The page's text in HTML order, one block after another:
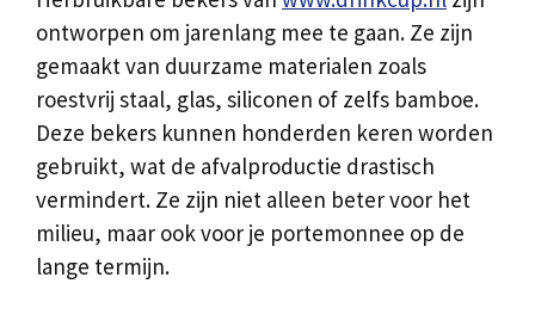
ontworpen om jarenlang mee te gaan. Ze zijn
gemaakt van duurzame materialen zoals
roestvrij staal, glas, siliconen of zelfs bamboe.
Deze bekers kunnen honderden keren worden
gebruikt, wat de afvalproductie drastisch
vermindert. Ze zijn niet alleen beter voor het
milieu, maar ook voor je portemonnee op de
lange termijn.